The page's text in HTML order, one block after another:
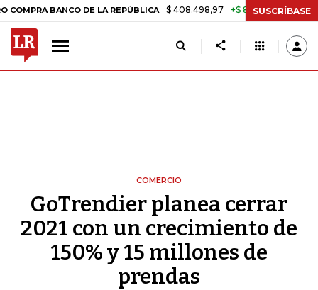
BANCO DE LA REPÚBLICA $ 408.498,97 +$ 8.753,81 +2,19%
SUSCRÍBASE
COMERCIO
GoTrendier planea cerrar
2021 con un crecimiento de
150% y 15 millones de
prendas